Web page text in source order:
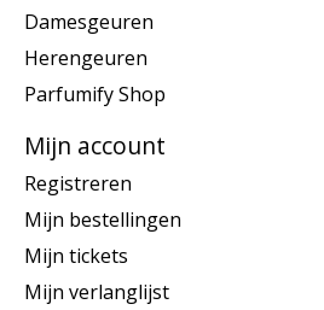
Damesgeuren
Herengeuren
Parfumify Shop
Mijn account
Registreren
Mijn bestellingen
Mijn tickets
Mijn verlanglijst